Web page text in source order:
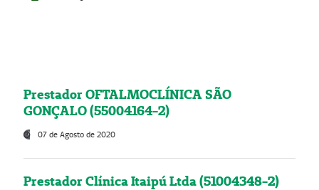
Prestador OFTALMOCLÍNICA SÃO
GONÇALO (55004164-2)
07 de Agosto de 2020
Prestador Clínica Itaipú Ltda (51004348-2)